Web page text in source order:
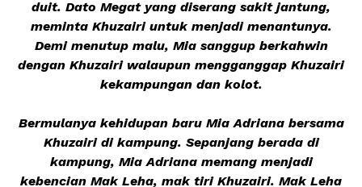
duit. Dato Megat yang diserang sakit jantung,
meminta Khuzairi untuk menjadi menantunya.
Demi menutup malu, Mia sanggup berkahwin
dengan Khuzairi walaupun mengganggap Khuzairi
kekampungan dan kolot.
Bermulanya kehidupan baru Mia Adriana bersama
Khuzairi di kampung. Sepanjang berada di
kampung, Mia Adriana memang menjadi
kebencian Mak Leha, mak tiri Khuzairi. Mak Leha